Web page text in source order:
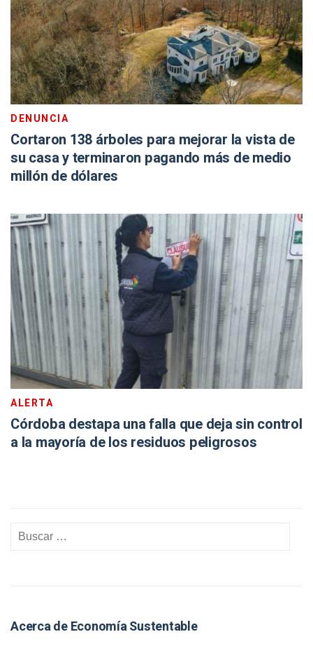
DENUNCIA
Cortaron 138 árboles para mejorar la vista de
su casa y terminaron pagando más de medio
millón de dólares
ALERTA
Córdoba destapa una falla que deja sin control
a la mayoría de los residuos peligrosos
Acerca de Economía Sustentable